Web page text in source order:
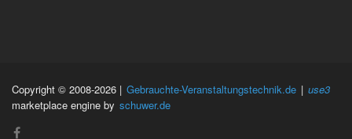
Copyright © 2008-2026 | Gebrauchte-Veranstaltungstechnik.de | use3
marketplace engine by schuwer.de